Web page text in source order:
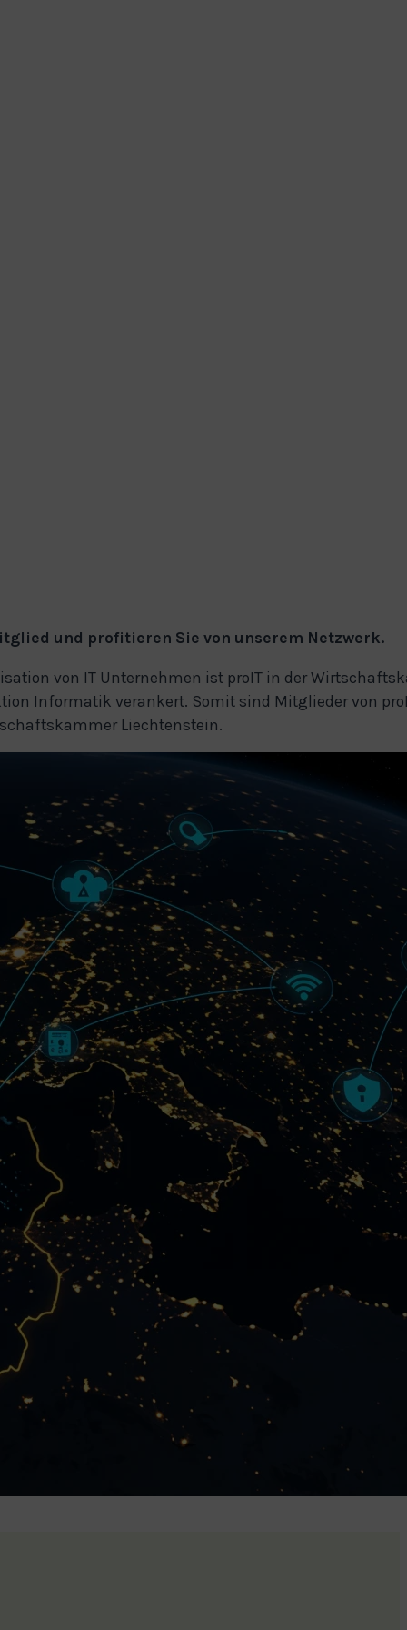
und profitieren Sie von unserem Netzwerk.
von IT Unternehmen ist proIT in der
Informatik verankert. Somit sind Mitglieder von
Liechtenstein.